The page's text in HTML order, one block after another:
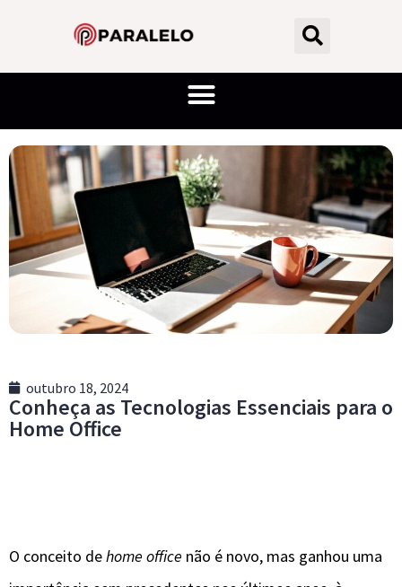
outubro 18, 2024
Conheça as Tecnologias Essenciais para o
Home Office
O conceito dehome office não é novo, mas ganhou uma